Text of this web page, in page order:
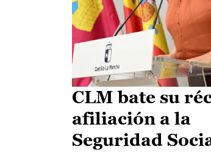
CLM bate su
afiliación a la
Seguridad